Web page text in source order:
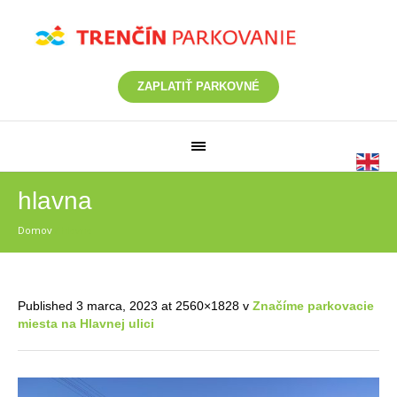
ZAPLATIŤ PARKOVNÉ
hlavna
Domov
Published 3 marca, 2023 at 2560×1828 v Značíme parkovacie
miesta na Hlavnej ulici